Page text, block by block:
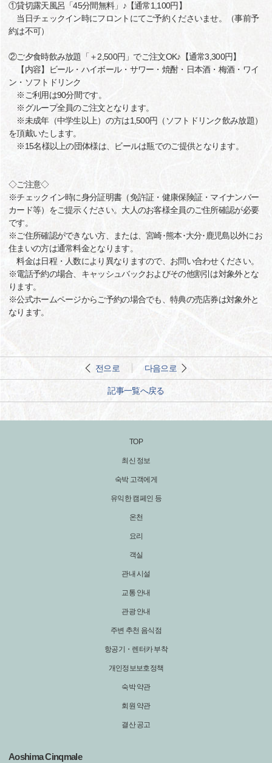
①貸切露天風呂「45分間無料」♪【通常1,100円】
当日チェックイン時にフロントにてご予約くださいませ。（事前予
約は不可）
②ご夕食時飲み放題「＋2,500円」でご注文OK♪【通常3,300円】
【内容】ビール・ハイボール・サワー・焼酎・日本酒・梅酒・ワイ
ン・ソフトドリンク
※ご利用は90分間です。
※グループ全員のご注文となります。
※未成年（中学生以上）の方は1,500円（ソフトドリンク飲み放題）
を頂戴いたします。
※15名様以上の団体様は、ビールは瓶でのご提供となります。
◇ご注意◇
※チェックイン時に身分証明書（免許証・健康保険証・マイナンバー
カード等）をご提示ください。大人のお客様全員のご住所確認が必要
です。
※ご住所確認ができない方、または、宮崎･熊本･大分･鹿児島以外にお
住まいの方は通常料金となります。
料金は日程・人数により異なりますので、お問い合わせください。
※電話予約の場合、キャッシュバックおよびその他割引は対象外とな
ります。
※公式ホームページからご予約の場合でも、特典の売店券は対象外と
なります。
전으로 다음으로
記事一覧へ戻る
TOP
최신 정보
숙박 고객에게
유익한 캠페인 등
온천
요리
객실
관내 시설
교통 안내
관광 안내
주변 추천 음식점
항공기・렌터카 부착
개인정보보호정책
숙박 약관
회원 약관
결산 공고
Aoshima Cinqmale